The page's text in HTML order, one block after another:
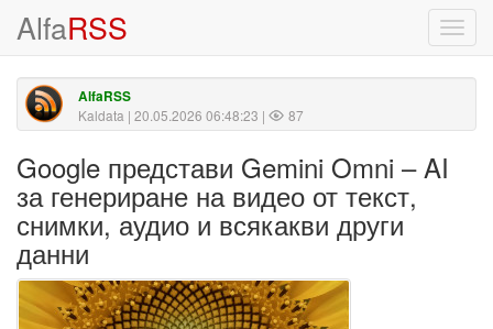
AlfaRSS
AlfaRSS
Kaldata | 20.05.2026 06:48:23 | 87
Google представи Gemini Omni – AI
за генериране на видео от текст,
снимки, аудио и всякакви други
данни